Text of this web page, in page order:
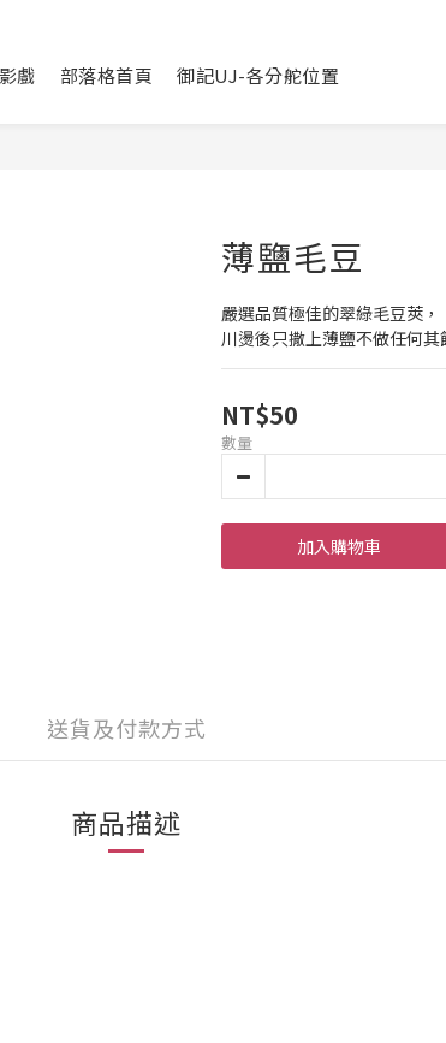
戲 部落格首頁 御記UJ-各分舵位置
薄鹽毛豆
嚴選品質極佳的翠綠毛豆莢，
川燙後只撒上薄鹽不做任何
NT$50
數量
加入購物車
送貨及付款方式
商品描述